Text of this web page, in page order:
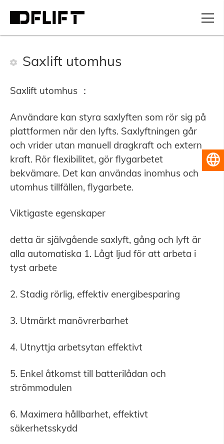
Saxlift utomhus
Saxlift utomhus ：
Användare kan styra saxlyften som rör sig på
plattformen när den lyfts. Saxlyftningen går
och vrider utan manuell dragkraft och extern
kraft. Rör flexibilitet, gör flygarbetet
bekvämare. Det kan användas inomhus och
utomhus tillfällen, flygarbete.
Viktigaste egenskaper
detta är självgående saxlyft, gång och lyft är
alla automatiska 1. Lågt ljud för att arbeta i
tyst arbete
2. Stadig rörlig, effektiv energibesparing
3. Utmärkt manövrerbarhet
4. Utnyttja arbetsytan effektivt
5. Enkel åtkomst till batterilådan och
strömmodulen
6. Maximera hållbarhet, effektivt
säkerhetsskydd
Svenska